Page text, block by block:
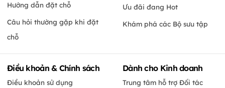
Hướng dẫn đặt chỗ
Câu hỏi thường gặp khi đặt
chỗ
Ưu đãi đang Hot
Khám phá các Bộ sưu tập
Điều khoản & Chính sách
Điều khoản sử dụng
Dành cho Kinh doanh
Trung tâm hỗ trợ Đối tác